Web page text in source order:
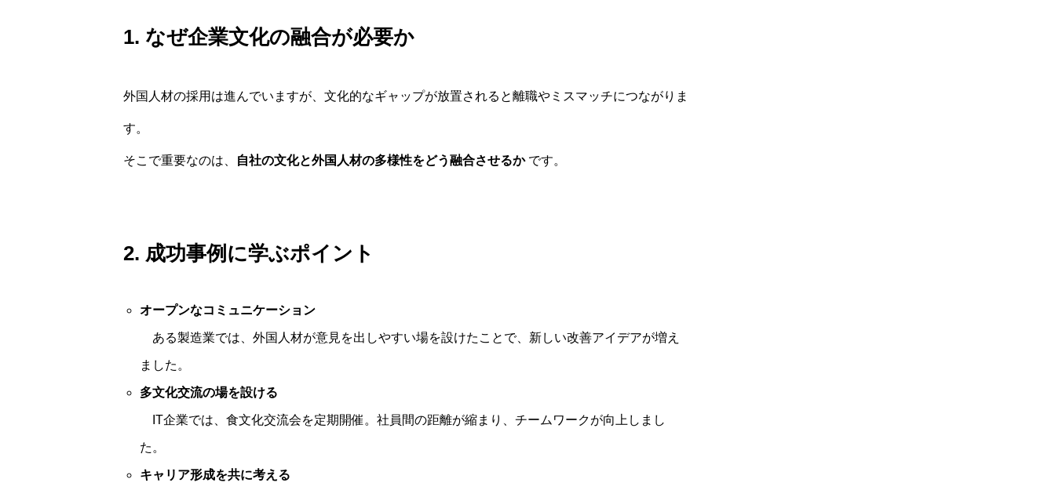
1. なぜ企業文化の融合が必要か
外国人材の採用は進んでいますが、文化的なギャップが放置されると離職やミスマッチにつながりま
す。
そこで重要なのは、 自社の文化と外国人材の多様性をどう融合させるかです。
2. 成功事例に学ぶポイント
オープンなコミュニケーション
ある製造業では、外国人材が意見を出しやすい場を設けたことで、新しい改善アイデアが増え
ました。
多文化交流の場を設ける
IT企業では、食文化交流会を定期開催。社員間の距離が縮まり、チームワークが向上しまし
た。
キャリア形成を共に考える